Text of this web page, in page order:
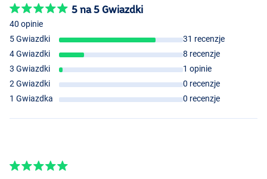
5 na 5 Gwiazdki
40 opinie
5 Gwiazdki
31 recenzje
4 Gwiazdki
8 recenzje
3 Gwiazdki
1 opinie
2 Gwiazdki
0 recenzje
1 Gwiazdka
0 recenzje